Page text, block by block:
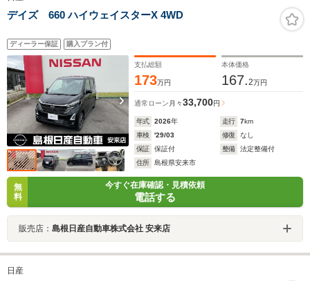
デイズ 660 ハイウェイスターX 4WD
ディーラー保証 購入プラン付
支払総額
173万円
本体価格
167.2万円
通常ローン 月々33,700円
年式 2026年 走行 7km
車検
'29/03 修復
なし
保証
保証付 整備
法定整備付
住所
島根県安来市
無
料
今すぐ在庫確認・見積依頼
電話する
販売店： 島根日産自動車株式会社 安来店
日産